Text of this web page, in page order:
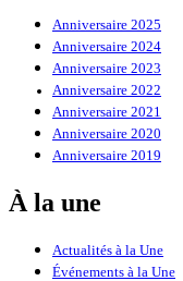
Anniversaire 2025
Anniversaire 2024
Anniversaire 2023
Anniversaire 2022
Anniversaire 2021
Anniversaire 2020
Anniversaire 2019
À la une
Actualités à la Une
Événements à la Une